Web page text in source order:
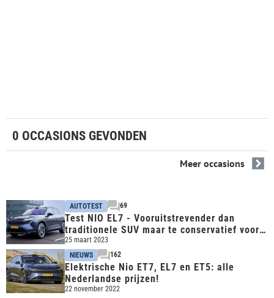
0 OCCASIONS GEVONDEN
Meer occasions
AUTOTEST 69
Test NIO EL7 - Vooruitstrevender dan
traditionele SUV maar te conservatief voor
het Tesla-publiek
25 maart 2023
NIEUWS
162
Elektrische Nio ET7, EL7 en ET5: alle
Nederlandse prijzen!
22 november 2022